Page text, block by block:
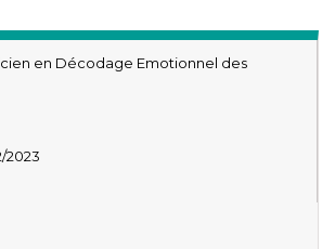
en Décodage Emotionnel des
2023